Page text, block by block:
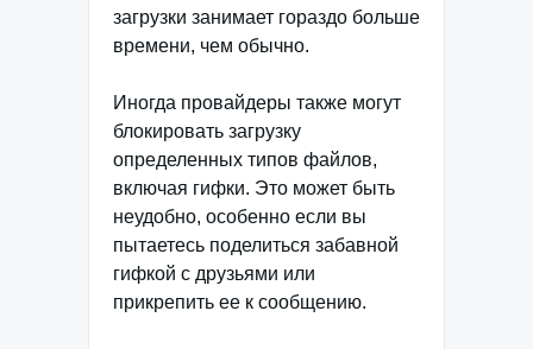
загрузки занимает гораздо больше
времени, чем обычно.
Иногда провайдеры также могут
блокировать загрузку
определенных типов файлов,
включая гифки. Это может быть
неудобно, особенно если вы
пытаетесь поделиться забавной
гифкой с друзьями или
прикрепить ее к сообщению.